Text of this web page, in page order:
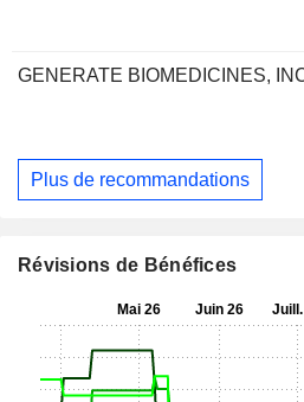
GENERATE BIOMEDICINES,
Plus de recommandations
Révisions de Bénéfices